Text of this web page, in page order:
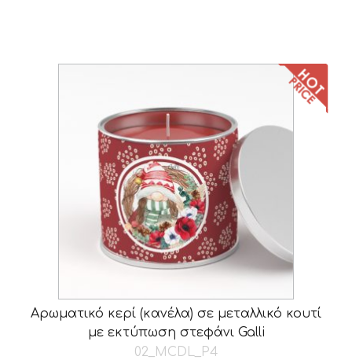
Αρωματικό κερί (κανέλα) σε μεταλλικό κουτί
με εκτύπωση στεφάνι Galli
02_ΜCDL_P4